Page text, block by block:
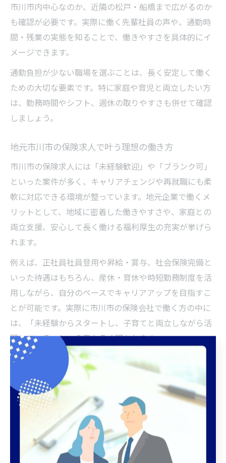
市川市内中心なのか、近隣の松戸・船橋まで広がるのか
も確認が必要です。実際に働く先輩社員の声や、通勤時
間・残業の実態を知ることで、働きやすさを具体的にイ
メージできます。
通勤負担が少ない職場を選ぶことは、長く安定して働く
ための大切な要素です。特に家庭や育児と両立したい方
は、勤務時間やシフト、週休の取りやすさも併せて確認
しましょう。
地元市川市の保険求人で叶う理想の働き方
市川市の保険求人には「未経験歓迎」や「ブランク可」
といった案件が多く、キャリアチェンジや再就職にも柔
軟に対応できる環境が整っています。地元企業で働くメ
リットとして、地域に密着した働きやすさや、家庭との
両立支援、安心して長く働ける福利厚生の充実が挙げら
れます。
例えば、正社員社員登用や昇給・賞与、社会保険完備と
いった待遇はもちろん、産休・育休や時短勤務制度を活
用しながら、自分のペースでキャリアアップを目指すこ
とが可能です。実際に市川市の保険会社で働く方の中に
は、「未経験からスタートし、子育てと両立しながら活
躍している」という声も多く聞かれます。
今後のライフステージの変化にも対応できるよう、求人
票で働き方やサポート体制をしっかり確認し、自分に合
った理想の職場を見つけましょう。
求人サイト利用で広がる保険分野の可
能性